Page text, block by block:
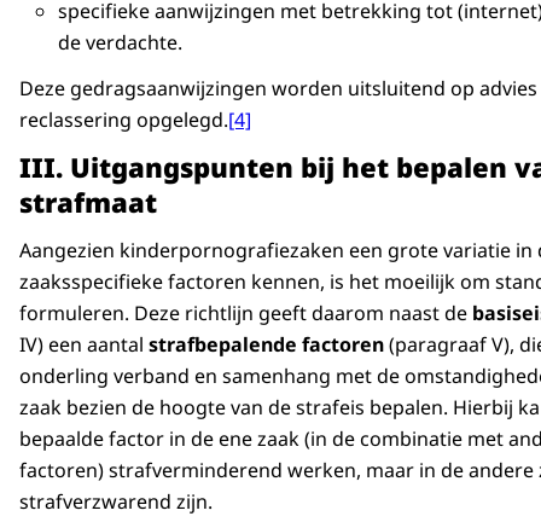
specifieke aanwijzingen met betrekking tot
de verdachte.
Deze gedragsaanwijzingen worden uitsluitend op advies
reclassering opgelegd.[4]
III. Uitgangspunten bij het bepalen
strafmaat
Aangezien kinderpornografiezaken een grote variatie in
zaaksspecifieke factoren kennen, is het moeilijk om
formuleren. Deze richtlijn geeft daarom naast de
IV) een aantal strafbepalende factoren(paragraaf V),
onderling verband en samenhang met de
zaak bezien de hoogte van de strafeis bepalen. Hierbij
bepaalde factor in de ene zaak (in de combinatie met
factoren) strafverminderend werken, maar in de andere
strafverzwarend zijn.